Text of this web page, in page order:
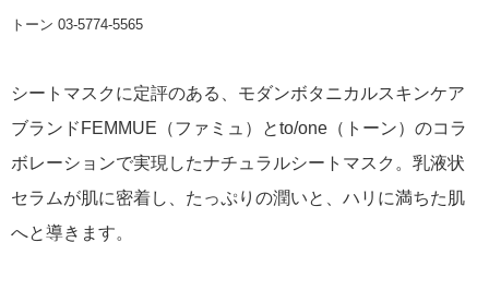
トーン 03-5774-5565
シートマスクに定評のある、モダンボタニカルスキンケア
ブランドFEMMUE（ファミュ）とto/one（トーン）のコラ
ボレーションで実現したナチュラルシートマスク。乳液状
セラムが肌に密着し、たっぷりの潤いと、ハリに満ちた肌
へと導きます。